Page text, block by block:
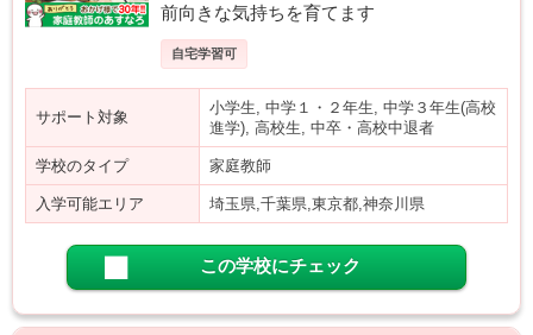
前向きな気持ちを育てます
自宅学習可
サポート対象
小学生, 中学１・２年生, 中学３年生(高校
進学), 高校生, 中卒・高校中退者
学校のタイプ 家庭教師
入学可能エリア 埼玉県,千葉県,東京都,神奈川県
この学校にチェック